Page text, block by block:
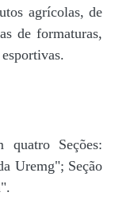
agrícolas, de
de formaturas,
quatro Seções:
Uremg"; Seção